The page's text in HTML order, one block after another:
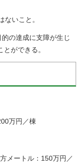
いこと。
の達成に支障が生じ
ができる。
万円／棟
メートル：150万円／